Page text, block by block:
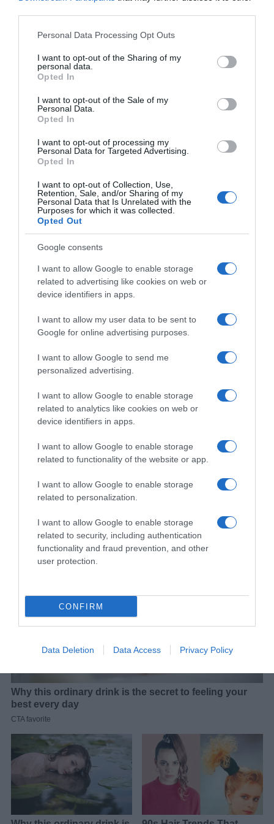
Please note that this website/app uses one or more Google
not limited to your visit or usage behaviour. You may click to
grant or deny consent to Google and its third-party tags to
use your data for below specified purposes in below Google
consent section.
Personal Data Processing Opt Outs
I want to opt-out of the Sharing of my
personal data.
Opted In
I want to opt-out of the Sale of my
Personal Data.
Opted In
I want to opt-out of processing my
Personal Data for Targeted Advertising.
Opted In
I want to opt-out of Collection, Use,
Retention, Sale, and/or Sharing of my
Personal Data that Is Unrelated with the
Purposes for which it was collected.
Opted Out
Google consents
I want to allow Google to enable storage
related to advertising like cookies on web or
device identifiers in apps.
I want to allow my user data to be sent to
Google for online advertising purposes.
I want to allow Google to send me
personalized advertising.
I want to allow Google to enable storage
related to analytics like cookies on web or
device identifiers in apps.
I want to allow Google to enable storage
related to functionality of the website or app.
I want to allow Google to enable storage
related to personalization.
I want to allow Google to enable storage
related to security, including authentication
functionality and fraud prevention, and other
user protection.
CONFIRM
Data Deletion Data Access Privacy Policy
6. Zapušteno radno ili životno
okruženje
Ako je stol zatrpan papirićima, šalicama od kave ili
neorganiziranim bilješkama, to ukazuje na nedostatak reda i
Slično vrijedi i za dom – neoprano posuđe, razbacana odjeća ili
7. Miris
Iako nije vizualan pokazatelj, miris je možda najsnažniji signal
neurednosti. Zanemarivanje osobne higijene, poput nepranja
zuba, rijetkog tuširanja ili korištenja odjeće koja nije svježa,
ostavlja dugotrajan dojam na okolinu. Parfem može privremeno
prikriti mirise, ali pravi problemi brzo postaju očiti.
Neurednost se može manifestirati kroz ove sitne, ali značajne
detalje. Iako se neurednost često pripisuje zauzetom životnom
stilu ili trenucima nemara, dugotrajno zanemarivanje ovih
aspekata može utjecati na dojam koji ostavljamo na druge.
Važno je napomenuti da savršenstvo nije cilj – svi imamo
trenutke kada nešto zanemarimo. No, briga o osnovnim stvarima
poput čistoće, higijene i organizacije odraz je poštovanja prema
sebi i drugima.